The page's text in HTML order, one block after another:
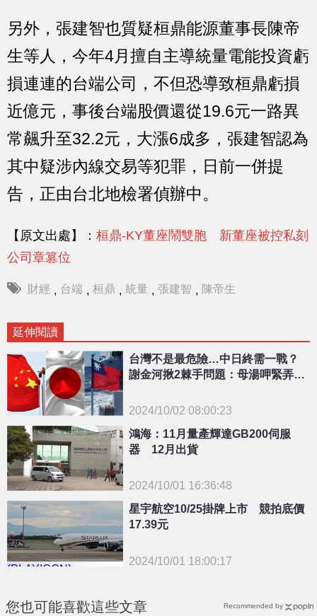
另外，張建智也質疑桓鼎能源董事長陳帝
生等人，今年4月擅自主導統量電能投資虧
損連連的台端公司，不但恐導致桓鼎虧損
近億元，事後台端股價還從19.6元一路異
常飆升至32.2元，大漲6成多，張建智認為
其中疑涉內線交易等犯罪，日前一併提
告，正由台北地檢署偵辦中。
【原文出處】： 桓鼎-KY董座鬧雙胞 新董座被控私刻
公司章篡位
財經 , 台端 , 桓鼎 , 統量 , 張建智 , 陳帝生
延伸閱讀
{PLAYICON}
台灣不是最危險…中日終需一戰？
謝金河揪2棘手問題：母湯呷緊弄破
2024/10/02 08:00:23
{PLAYICON}
鴻海：11月量產輝達GB200伺服
器 12月出貨
2024/10/01 16:36:48
{PLAYICON}
星宇航空10/25掛牌上市 競拍底價
17.39元
2024/10/01 18:00:17
您也可能喜歡這些文章 Recommended by